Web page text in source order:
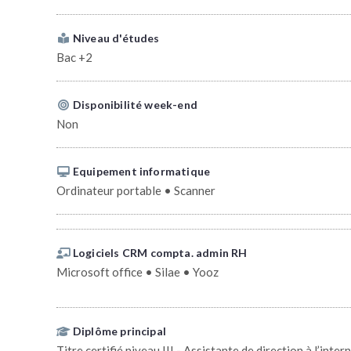
Niveau d'études
Bac +2
Disponibilité week-end
Non
Equipement informatique
Ordinateur portable • Scanner
Logiciels CRM compta. admin RH
Microsoft office • Silae • Yooz
Diplôme principal